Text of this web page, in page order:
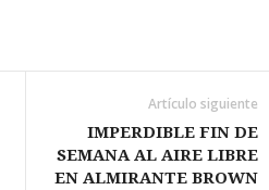
Artículo siguiente
IMPERDIBLE FIN DE
SEMANA AL AIRE LIBRE
EN ALMIRANTE BROWN